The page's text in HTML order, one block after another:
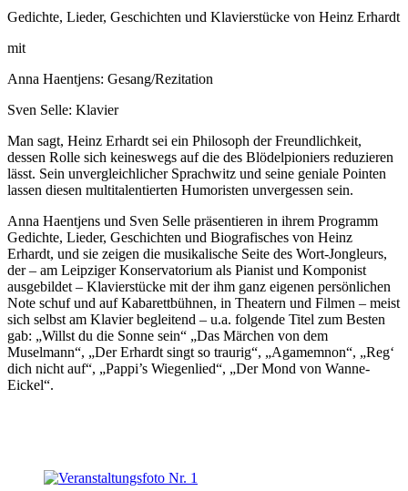
Gedichte, Lieder, Geschichten und Klavierstücke von Heinz Erhardt
mit
Anna Haentjens: Gesang/Rezitation
Sven Selle: Klavier
Man sagt, Heinz Erhardt sei ein Philosoph der Freundlichkeit,
dessen Rolle sich keineswegs auf die des Blödelpioniers reduzieren
lässt. Sein unvergleichlicher Sprachwitz und seine geniale Pointen
lassen diesen multitalentierten Humoristen unvergessen sein.
Anna Haentjens und Sven Selle präsentieren in ihrem Programm
Gedichte, Lieder, Geschichten und Biografisches von Heinz
Erhardt, und sie zeigen die musikalische Seite des Wort-Jongleurs,
der – am Leipziger Konservatorium als Pianist und Komponist
ausgebildet – Klavierstücke mit der ihm ganz eigenen persönlichen
Note schuf und auf Kabarettbühnen, in Theatern und Filmen – meist
sich selbst am Klavier begleitend – u.a. folgende Titel zum Besten
gab: „Willst du die Sonne sein“ „Das Märchen von dem
Muselmann“, „Der Erhardt singt so traurig“, „Agamemnon“, „Reg‘
dich nicht auf“, „Pappi’s Wiegenlied“, „Der Mond von Wanne-
Eickel“.